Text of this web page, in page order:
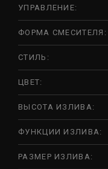
УПРАВЛЕНИЕ:
ФОРМА СМЕСИТЕЛЯ:
СТИЛЬ:
ЦВЕТ:
ВЫСОТА ИЗЛИВА:
ФУНКЦИИ ИЗЛИВА:
РАЗМЕР ИЗЛИВА: